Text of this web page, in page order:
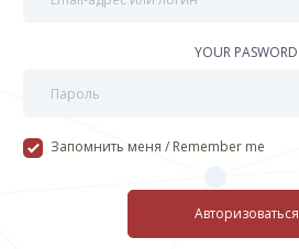
YOUR PASWORD
Запомнить меня / Remember me
Авторизоваться